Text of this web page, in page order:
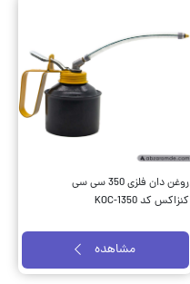
روغن دان فلزی 350 سی سی
کنزاکس کد KOC-1350
مشاهده